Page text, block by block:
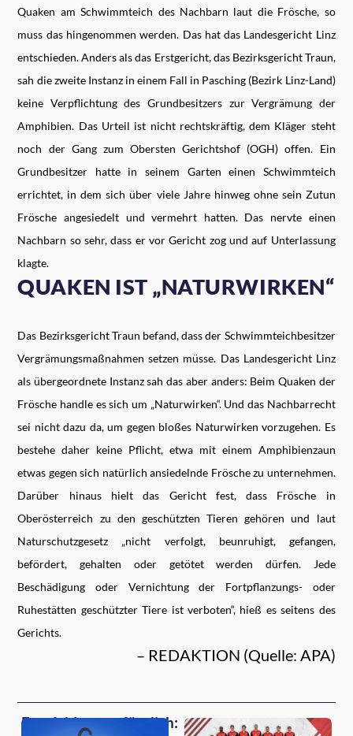
Quaken am Schwimmteich des Nachbarn laut die Frösche, so
muss das hingenommen werden. Das hat das Landesgericht Linz
entschieden. Anders als das Erstgericht, das Bezirksgericht Traun,
sah die zweite Instanz in einem Fall in Pasching (Bezirk Linz-Land)
keine Verpflichtung des Grundbesitzers zur Vergrämung der
Amphibien. Das Urteil ist nicht rechtskräftig, dem Kläger steht
noch der Gang zum Obersten Gerichtshof (OGH) offen. Ein
Grundbesitzer hatte in seinem Garten einen Schwimmteich
errichtet, in dem sich über viele Jahre hinweg ohne sein Zutun
Frösche angesiedelt und vermehrt hatten. Das nervte einen
Nachbarn so sehr, dass er vor Gericht zog und auf Unterlassung
klagte.
QUAKEN IST „NATURWIRKEN“
Das Bezirksgericht Traun befand, dass der Schwimmteichbesitzer
Vergrämungsmaßnahmen setzen müsse. Das Landesgericht Linz
als übergeordnete Instanz sah das aber anders: Beim Quaken der
Frösche handle es sich um „Naturwirken“. Und das Nachbarrecht
sei nicht dazu da, um gegen bloßes Naturwirken vorzugehen. Es
bestehe daher keine Pflicht, etwa mit einem Amphibienzaun
etwas gegen sich natürlich ansiedelnde Frösche zu unternehmen.
Darüber hinaus hielt das Gericht fest, dass Frösche in
Oberösterreich zu den geschützten Tieren gehören und laut
Naturschutzgesetz „nicht verfolgt, beunruhigt, gefangen,
befördert, gehalten oder getötet werden dürfen. Jede
Beschädigung oder Vernichtung der Fortpflanzungs- oder
Ruhestätten geschützter Tiere ist verboten“, hieß es seitens des
Gerichts.
– REDAKTION (Quelle: APA)
Empfehlungen für dich: